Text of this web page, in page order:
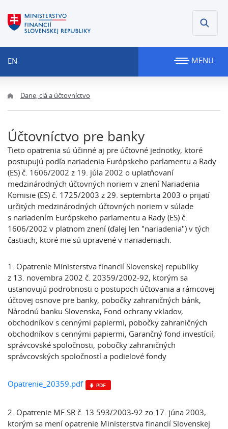
EN MENU
Dane, clá a účtovníctvo
Účtovníctvo pre banky
Tieto opatrenia sú účinné aj pre účtovné jednotky, ktoré
postupujú podľa nariadenia Európskeho parlamentu a Rady
(ES) č. 1606/2002 z 19. júla 2002 o uplatňovaní
medzinárodných účtovných noriem v znení Nariadenia
Komisie (ES) č. 1725/2003 z 29. septembrta 2003 o prijatí
určitých medzinárodných účtovných noriem v súlade
s nariadením Európskeho parlamentu a Rady (ES) č.
1606/2002 v platnom znení (ďalej len "nariadenia") v tých
častiach, ktoré nie sú upravené v nariadeniach.
1. Opatrenie Ministerstva financií Slovenskej republiky
z 13. novembra 2002 č. 20359/2002-92, ktorým sa
ustanovujú podrobnosti o postupoch účtovania a rámcovej
účtovej osnove pre banky, pobočky zahraničných bánk,
Národnú banku Slovenska, Fond ochrany vkladov,
obchodníkov s cennými papiermi, pobočky zahraničných
obchodníkov s cennými papiermi, Garančný fond investícií,
správcovské spoločnosti, pobočky zahraničných
správcovských spoločností a podielové fondy
Opatrenie_20359.pdf
2. Opatrenie MF SR č. 13 593/2003-92 zo 17. júna 2003,
ktorým sa mení opatrenie Ministerstva financií Slovenskej